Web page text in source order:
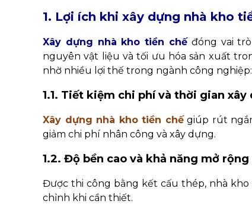
1. Lợi ích khi xây dựng nhà kho
Xây dựng nhà kho tiền chếđóng vai
nguyên vật liệu và tối ưu hóa sản xuất
nhờ nhiều lợi thế trong ngành công nghiệp:
1.1. Tiết kiệm chi phí và thời gian xây
Xây dựng nhà kho tiền chế giúp rút
giảm chi phí nhân công và xây dựng.
1.2. Độ bền cao và khả năng mở
Được thi công bằng kết cấu thép, nhà
chỉnh khi cần thiết.